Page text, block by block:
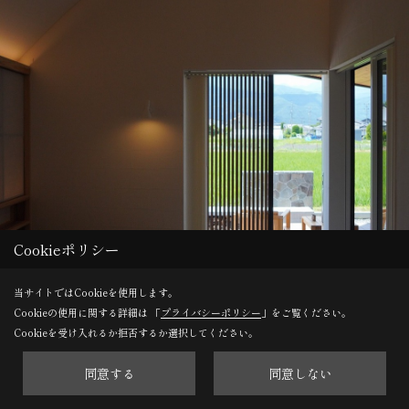
Cookieポリシー
当サイトではCookieを使用します。
Cookieの使用に関する詳細は 「プライバシーポリシー 」をご覧ください。
Cookieを受け入れるか拒否するか選択してください。
同意する 同意しない